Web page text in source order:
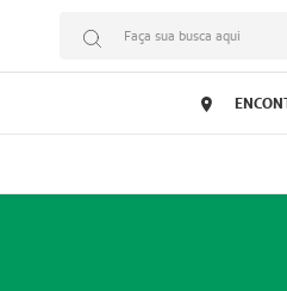
Faça sua busca aqui